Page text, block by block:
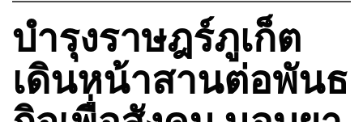
บำรุงราษฎร์ภูเก็ต
เดินหน้าสานต่อพันธ